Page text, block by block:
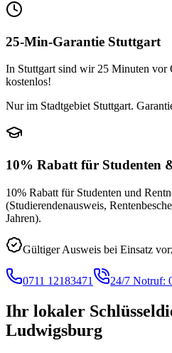
25-Min-Garantie Stuttgart
In Stuttgart sind wir 25 Minuten vor
kostenlos!
Nur im Stadtgebiet Stuttgart.
10% Rabatt für Studenten
10% Rabatt für Studenten und
(Studierendenausweis,
Jahren).
Gültiger Ausweis bei Einsatz
0711 12183471 24/7 Notruf:
Ihr lokaler
Ludwigsburg